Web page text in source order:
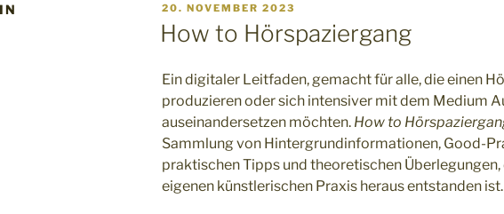
VERÖFFENTLICHT
AM
20. NOVEMBER 2023
How to Hörspaziergang
Ein digitaler Leitfaden, gemacht für alle, die einen
produzieren oder sich intensiver mit dem Medium
auseinandersetzen möchten. How to
Sammlung von Hintergrundinformationen, Good-
praktischen Tipps und theoretischen Überlegungen,
eigenen künstlerischen Praxis heraus entstanden ist.